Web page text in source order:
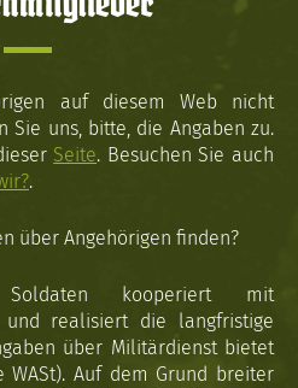
auf diesem Web nicht
Sie uns, bitte, die Angaben zu.
Seite. Besuchen Sie auch
.
über Angehörigen finden?
kooperiert mit
und realisiert die langfristige
über Militärdienst bietet
WASt). Auf dem Grund breiter